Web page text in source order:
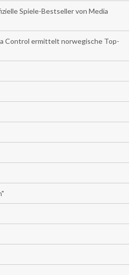
Spiele-Bestseller von Media
Control ermittelt norwegische Top-